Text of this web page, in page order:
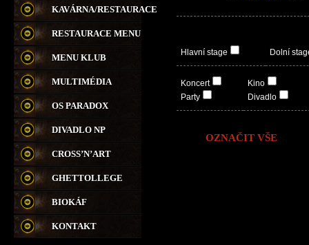
KAVÁRNA/RESTAURACE
RESTAURACE MENU
MENU KLUB
MULTIMÉDIA
OS PARADOX
DIVADLO NP
CROSS’N’ART
GHETTOLLEGE
BIOKÁF
KONTAKT
Hlavní stage Dolní
Koncert
Party
Kino
Divadlo
OZNAČIT VŠE